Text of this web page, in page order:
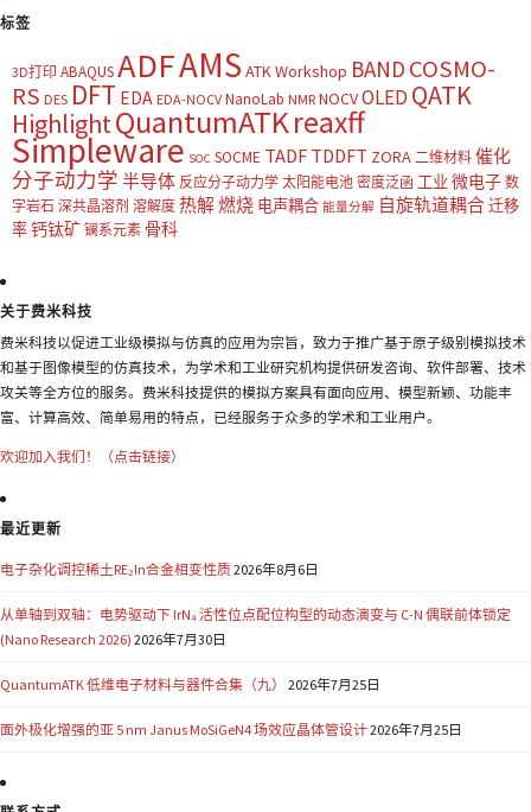
标签
3D打印 ABAQUSADFAMS ATK Workshop BAND COSMO-
RS DES DFT EDA EDA-NOCV NanoLab NMR NOCVOLED QATK
HighlightQuantumATKreaxff
Simpleware SOC SOCME TADF TDDFT ZORA 二维材料 催化
分子动力学 半导体 反应分子动力学 太阳能电池 密度泛函 工业 微电子 数
字岩石 深共晶溶剂 溶解度 热解燃烧 电声耦合 能量分解 自旋轨道耦合迁移
率钙钛矿 镧系元素 骨科
关于费米科技
费米科技以促进工业级模拟与仿真的应用为宗旨，致力于推广基于原子级别模拟技术
和基于图像模型的仿真技术，为学术和工业研究机构提供研发咨询、软件部署、技术
攻关等全方位的服务。费米科技提供的模拟方案具有面向应用、模型新颖、功能丰
富、计算高效、简单易用的特点，已经服务于众多的学术和工业用户。
欢迎加入我们！（点击链接）
最近更新
电子杂化调控稀土RE₂In合金相变性质2026年8月6日
从单轴到双轴：电势驱动下 IrN₄ 活性位点配位构型的动态演变与 C-N 偶联前体锁定
(Nano Research 2026) 2026年7月30日
QuantumATK 低维电子材料与器件合集（九） 2026年7月25日
面外极化增强的亚 5 nm Janus MoSiGeN4 场效应晶体管设计2026年7月25日